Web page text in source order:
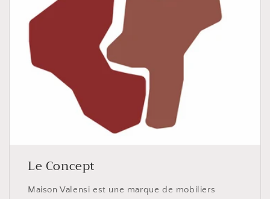
Le Concept
Maison Valensi est une marque de mobiliers